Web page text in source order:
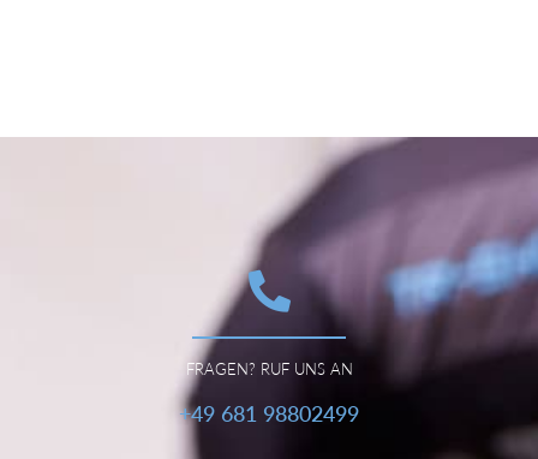
FRAGEN? RUF UNS AN
+49 681 98802499